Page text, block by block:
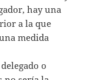
hay una
a la que
medida
o